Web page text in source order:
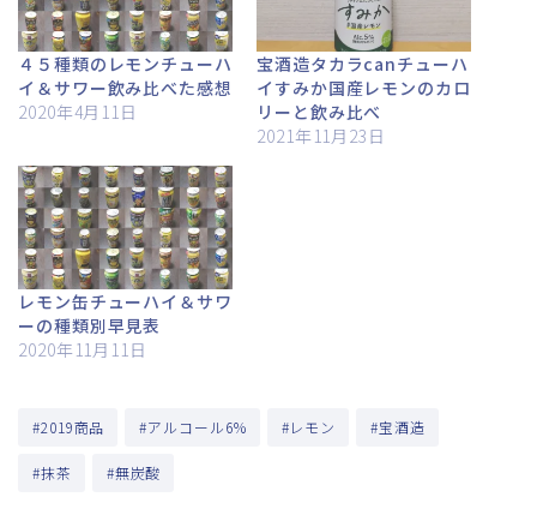
４５種類のレモンチューハ
イ＆サワー飲み比べた感想
2020年4月11日
宝酒造タカラcanチューハ
イすみか国産レモンのカロ
リーと飲み比べ
2021年11月23日
レモン缶チューハイ＆サワ
ーの種類別早見表
2020年11月11日
#2019商品 #アルコール6% #レモン #宝酒造
#抹茶 #無炭酸